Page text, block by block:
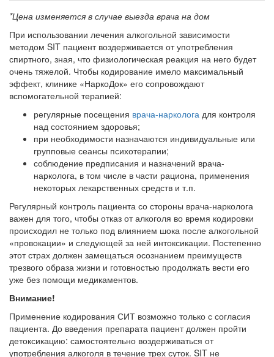
*Цена изменяется в случае выезда врача на дом
При использовании лечения алкогольной зависимости
методом SIT пациент воздерживается от употребления
спиртного, зная, что физиологическая реакция на него будет
очень тяжелой. Чтобы кодирование имело максимальный
эффект, клинике «НаркоДок» его сопровождают
вспомогательной терапией:
регулярные посещения врача-нарколога для контроля
над состоянием здоровья;
при необходимости назначаются индивидуальные или
групповые сеансы психотерапии;
соблюдение предписания и назначений врача-
нарколога, в том числе в части рациона, применения
некоторых лекарственных средств и т.п.
Регулярный контроль пациента со стороны врача-нарколога
важен для того, чтобы отказ от алкоголя во время кодировки
происходил не только под влиянием шока после алкогольной
«провокации» и следующей за ней интоксикации. Постепенно
этот страх должен замещаться осознанием преимуществ
трезвого образа жизни и готовностью продолжать вести его
уже без помощи медикаментов.
Внимание!
Применение кодирования СИТ возможно только с согласия
пациента. До введения препарата пациент должен пройти
детоксикацию: самостоятельно воздерживаться от
употребления алкоголя в течение трех суток. SIT не